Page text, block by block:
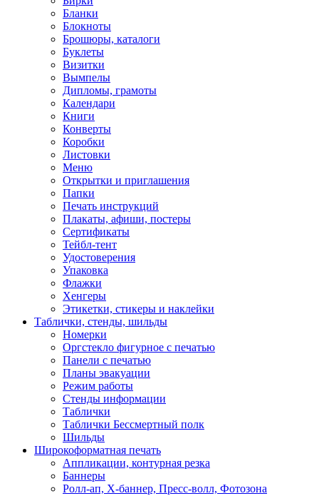
Бланки
Блокноты
Брошюры, каталоги
Буклеты
Визитки
Вымпелы
Дипломы, грамоты
Календари
Книги
Конверты
Коробки
Листовки
Меню
Открытки и приглашения
Папки
Печать инструкций
Плакаты, афиши, постеры
Сертификаты
Тейбл-тент
Удостоверения
Упаковка
Флажки
Хенгеры
Этикетки, стикеры и наклейки
Таблички, стенды, шильды
Номерки
Оргстекло фигурное с печатью
Панели с печатью
Планы эвакуации
Режим работы
Стенды информации
Таблички
Таблички Бессмертный полк
Шильды
Широкоформатная печать
Аппликации, контурная резка
Баннеры
Ролл-ап, X-баннер, Пресс-волл, Фотозона